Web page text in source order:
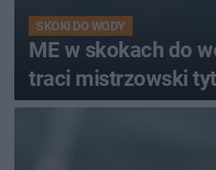
SKOKI DO WODY
ME w skokach do
traci mistrzowski